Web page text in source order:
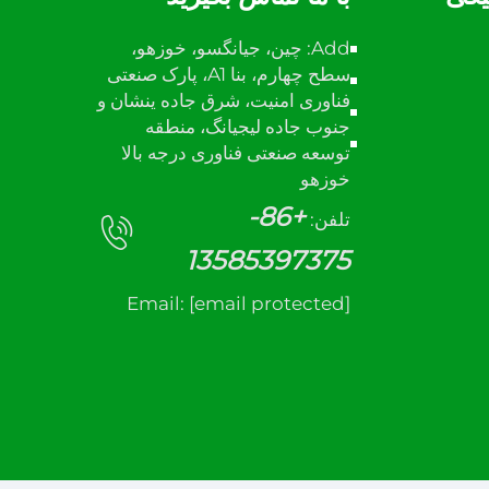
Add: چین، جیانگسو، خوزهو،
سطح چهارم، بنا A1، پارک صنعتی
فناوری امنیت، شرق جاده ینشان و
جنوب جاده لیجیانگ، منطقه
توسعه صنعتی فناوری درجه بالا
خوزهو
تلفن:
+86-
13585397375
Email: [email protected]